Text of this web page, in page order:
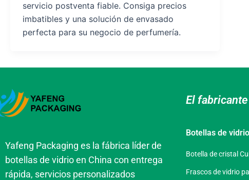
servicio postventa fiable. Consiga precios
imbatibles y una solución de envasado
perfecta para su negocio de perfumería.
Yafeng Packaging es la fábrica líder de
botellas de vidrio en China con entrega
rápida, servicios personalizados
El
Botellas de vidrio
Botella de cristal
Frascos de vidrio